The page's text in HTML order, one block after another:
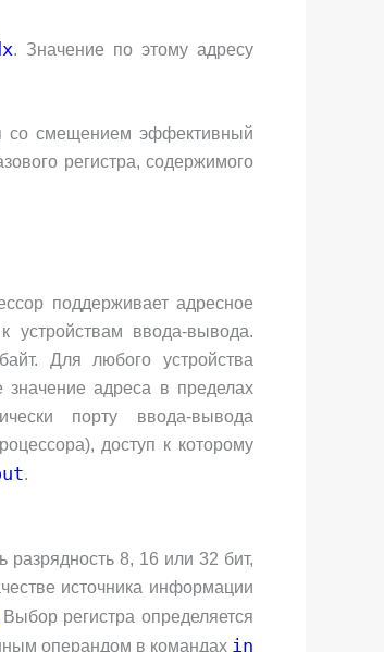
. Значение по этому адресу
со смещением эффективный
регистра, cодержимого
поддерживает адресное
устройствам ввода-вывода.
Для любого устройства
значение адреса в пределах
порту ввода-вывода
доступ к которому
.
8, 16 или 32 бит,
источника информации
Выбор регистра определяется
операндом в командах in